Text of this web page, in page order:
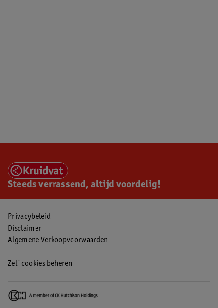
Steeds verrassend, altijd voordelig!
Privacybeleid
Disclaimer
Algemene Verkoopvoorwaarden
Zelf cookies beheren